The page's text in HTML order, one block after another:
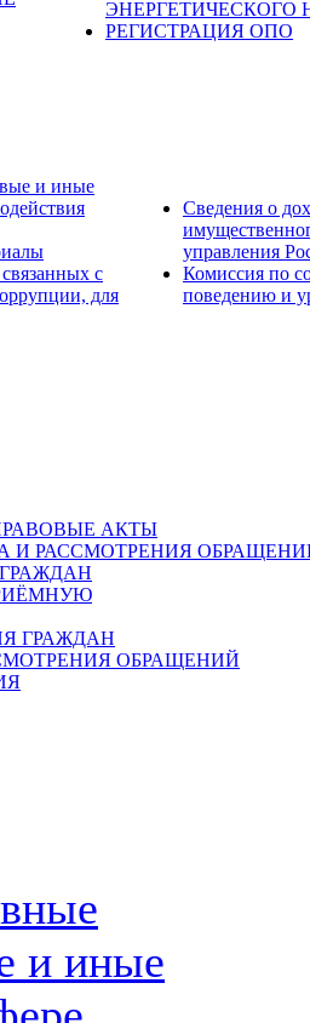
ЭНЕРГЕТИЧЕСКОГО
РЕГИСТРАЦИЯ ОПО
и иные
с
для
Сведения о
управления
Комиссия по
поведению и
АКТЫ
И РАССМОТРЕНИЯ
ГРАЖДАН
ОБРАЩЕНИЙ
и иные